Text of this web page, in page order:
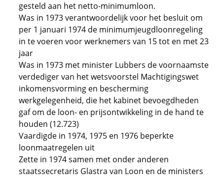
gesteld aan het netto-minimumloon.
Was in 1973 verantwoordelijk voor het besluit om
per 1 januari 1974 de minimumjeugdloonregeling
in te voeren voor werknemers van 15 tot en met 23
jaar
Was in 1973 met minister Lubbers de voornaamste
verdediger van het wetsvoorstel Machtigingswet
inkomensvorming en bescherming
werkgelegenheid, die het kabinet bevoegdheden
gaf om de loon- en prijsontwikkeling in de hand te
houden (12.723)
Vaardigde in 1974, 1975 en 1976 beperkte
loonmaatregelen uit
Zette in 1974 samen met onder anderen
staatssecretaris Glastra van Loon en de ministers